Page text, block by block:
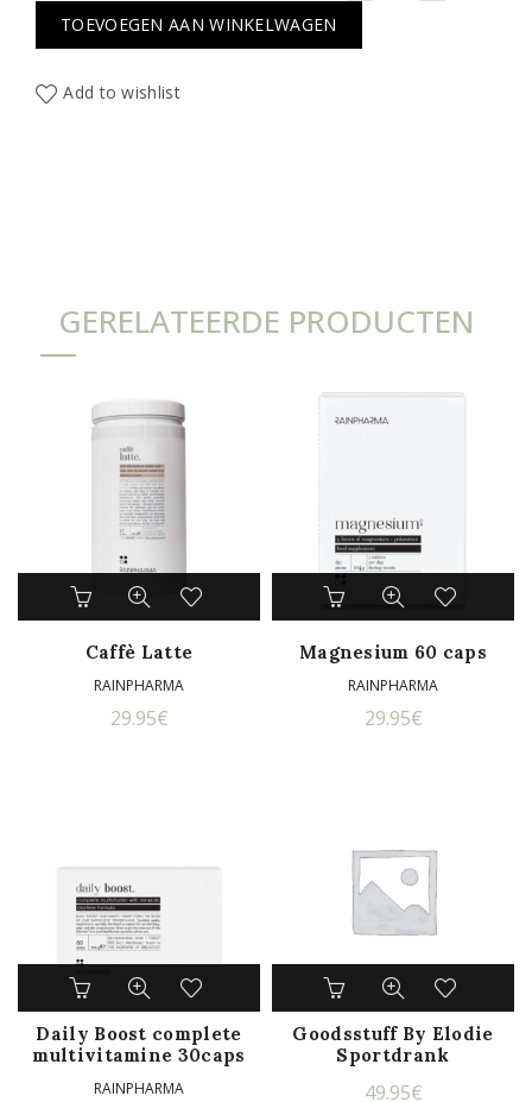
TOEVOEGEN AAN WINKELWAGEN
Add to wishlist
GERELATEERDE PRODUCTEN
Dit
product
heeft
Deze
op
de
productpagina
Caffè Latte
RAINPHARMA
29.95€
Magnesium 60 caps
RAINPHARMA
29.95€
Daily Boost complete
multivitamine 30caps
RAINPHARMA
Goodsstuff By Elodie
Sportdrank
49.95€